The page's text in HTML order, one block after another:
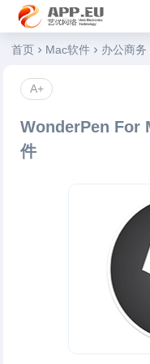
艺优软件乐园
首页 Mac软件 办公商务
WonderPen For
件
A+